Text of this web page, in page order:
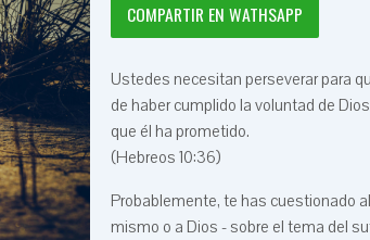
COMPARTIR EN WATHSAPP
Ustedes necesitan perseverar para
de haber cumplido la voluntad de
que él ha prometido.
(Hebreos 10:36)
Probablemente, te has cuestionado
mismo o a Dios - sobre el tema del